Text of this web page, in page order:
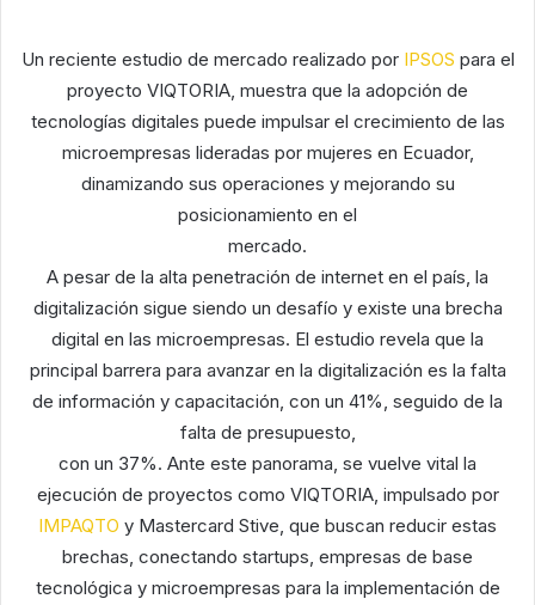
Un reciente estudio de mercado realizado por IPSOS para el
proyecto VIQTORIA, muestra que la adopción de
tecnologías digitales puede impulsar el crecimiento de las
microempresas lideradas por mujeres en Ecuador,
dinamizando sus operaciones y mejorando su
posicionamiento en el
mercado.
A pesar de la alta penetración de internet en el país, la
digitalización sigue siendo un desafío y existe una brecha
digital en las microempresas. El estudio revela que la
principal barrera para avanzar en la digitalización es la falta
de información y capacitación, con un 41%, seguido de la
falta de presupuesto,
con un 37%. Ante este panorama, se vuelve vital la
ejecución de proyectos como VIQTORIA, impulsado por
IMPAQTO y Mastercard Stive, que buscan reducir estas
brechas, conectando startups, empresas de base
tecnológica y microempresas para la implementación de